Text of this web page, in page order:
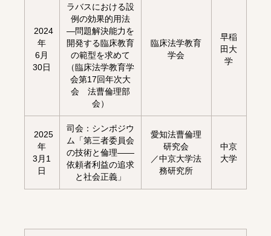
2024
年
6月
30日
ラバスにおける設
例の効果的用法
―問題解決能力を
開発する臨床教育
の範型を求めて
（臨床法学教育学
会第17回年次大
会 法曹倫理部
会）
臨床法学教育
学会
早稲
田大
学
2025
年
3月1
日
司会：シンポジウ
ム「第三者委員会
の技術と倫理――
依頼者利益の追求
と社会正義」
愛知法曹倫理
研究会
／中京大学法
務研究所
中京
大学